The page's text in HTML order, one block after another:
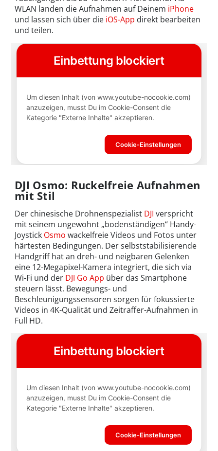
WLAN landen die Aufnahmen auf Deinem iPhone
und lassen sich über die iOS-App direkt bearbeiten
und teilen.
DJI Osmo: Ruckelfreie Aufnahmen
mit Stil
Der chinesische Drohnenspezialist DJI verspricht
mit seinem ungewohnt „bodenständigen“ Handy-
Joystick Osmo wackelfreie Videos und Fotos unter
härtesten Bedingungen. Der selbststabilisierende
Handgriff hat an dreh- und neigbaren Gelenken
eine 12-Megapixel-Kamera integriert, die sich via
Wi-Fi und der DJI Go App über das Smartphone
steuern lässt. Bewegungs- und
Beschleunigungssensoren sorgen für fokussierte
Videos in 4K-Qualität und Zeitraffer-Aufnahmen in
Full HD.